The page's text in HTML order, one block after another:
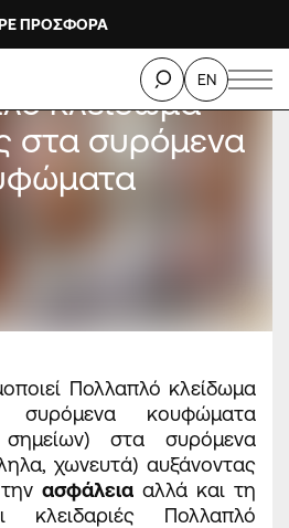
ΠΡΟΣΦΟΡΑ
EN
κλείδωμα
στα συρόμενα
Πολλαπλό κλείδωμα
συρόμενα κουφώματα
στα συρόμενα
χωνευτά) αυξάνοντας
ασφάλεια αλλά και τη
κλειδαριές Πολλαπλό